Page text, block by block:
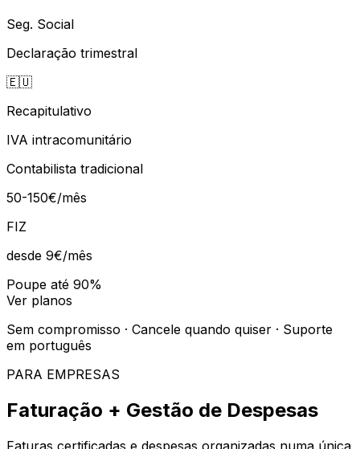
Seg. Social
Declaração trimestral
🇪🇺
Recapitulativo
IVA intracomunitário
Contabilista tradicional
50-150€/mês
FIZ
desde 9€/mês
Poupe até 90%
Ver planos
Sem compromisso · Cancele quando quiser · Suporte
em português
PARA EMPRESAS
Faturação + Gestão de Despesas